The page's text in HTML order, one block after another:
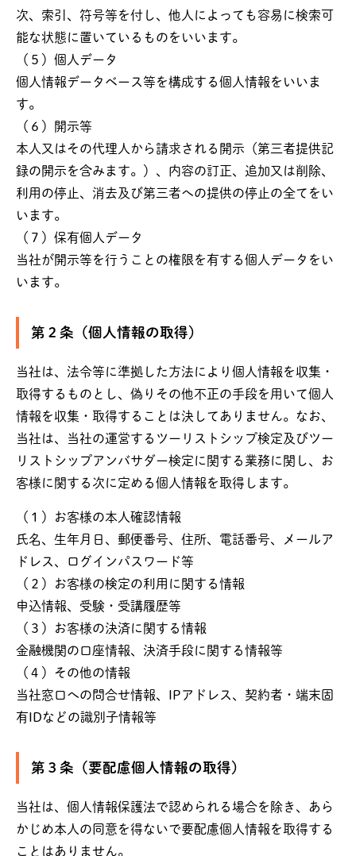
次、索引、符号等を付し、他人によっても容易に検索可
能な状態に置いているものをいいます。
（５）個人データ
個人情報データベース等を構成する個人情報をいいま
す。
（６）開示等
本人又はその代理人から請求される開示（第三者提供記
録の開示を含みます。）、内容の訂正、追加又は削除、
利用の停止、消去及び第三者への提供の停止の全てをい
います。
（７）保有個人データ
当社が開示等を行うことの権限を有する個人データをい
います。
第２条（個人情報の取得）
当社は、法令等に準拠した方法により個人情報を収集・
取得するものとし、偽りその他不正の手段を用いて個人
情報を収集・取得することは決してありません。なお、
当社は、当社の運営するツーリストシップ検定及びツー
リストシップアンバサダー検定に関する業務に関し、お
客様に関する次に定める個人情報を取得します。
（１）お客様の本人確認情報
氏名、生年月日、郵便番号、住所、電話番号、メールア
ドレス、ログインパスワード等
（２）お客様の検定の利用に関する情報
申込情報、受験・受講履歴等
（３）お客様の決済に関する情報
金融機関の口座情報、決済手段に関する情報等
（４）その他の情報
当社窓口への問合せ情報、IPアドレス、契約者・端末固
有IDなどの識別子情報等
第３条（要配慮個人情報の取得）
当社は、個人情報保護法で認められる場合を除き、あら
かじめ本人の同意を得ないで要配慮個人情報を取得する
ことはありません。